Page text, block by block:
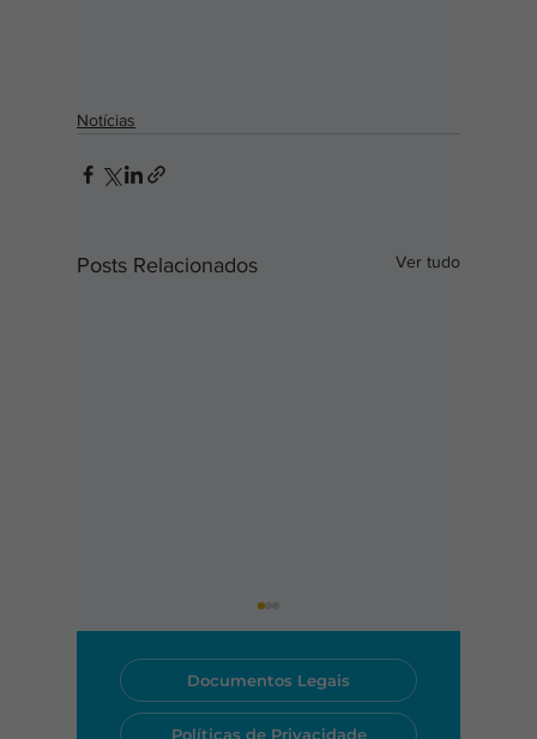
Notícias
Posts Relacionados Ver tudo
Documentos Legais
Políticas de Privacidade